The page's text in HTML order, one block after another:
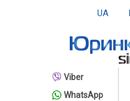
UA
Viber
WhatsApp